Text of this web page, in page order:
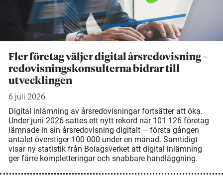
Fler företag väljer digital årsredovisning –
redovisningskonsulterna bidrar till
utvecklingen
6 juli 2026
Digital inlämning av årsredovisningar fortsätter att öka.
Under juni 2026 sattes ett nytt rekord när 101 126 företag
lämnade in sin årsredovisning digitalt – första gången
antalet överstiger 100 000 under en månad. Samtidigt
visar ny statistik från Bolagsverket att digital inlämning
ger färre kompletteringar och snabbare handläggning.